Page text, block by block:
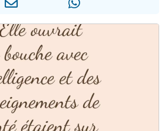
6 personnes viennent de faire un don pour 5 enfants déjà orphelins risquent de perdre leur maman
2 personnes viennent de faire un don pour Reloger Rivka, 6 enfants, victime de violences...
Il reste 49 places pour étudier en groupe sur Zoom
3 personnes viennent de faire un don pour Diane, 80 ans, dans un appartement insalubre